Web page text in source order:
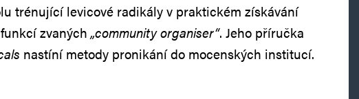
trénující levicové radikály v praktickém získávání
zvaných„community organiser“. Jeho příručka
nastíní metody pronikání do mocenských institucí.